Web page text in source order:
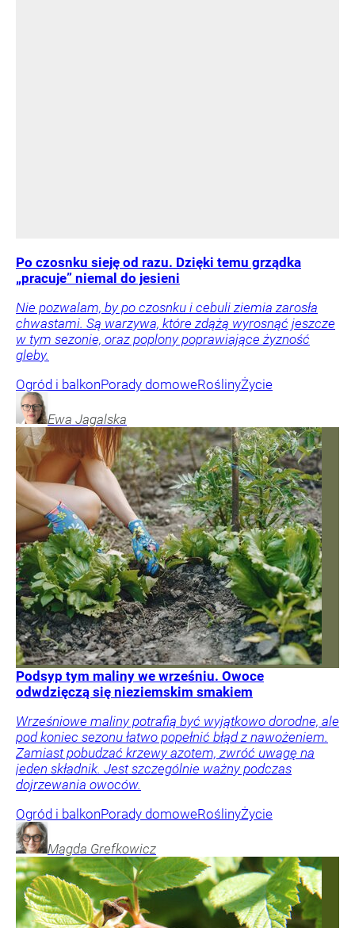
Po czosnku sieję od razu. Dzięki temu grządka
„pracuje” niemal do jesieni
Nie pozwalam, by po czosnku i cebuli ziemia zarosła
chwastami. Są warzywa, które zdążą wyrosnąć jeszcze
w tym sezonie, oraz poplony poprawiające żyzność
gleby.
Ogród i balkonPorady domoweRoślinyŻycie
Ewa Jagalska
Podsyp tym maliny we wrześniu. Owoce
odwdzięczą się nieziemskim smakiem
Wrześniowe maliny potrafią być wyjątkowo dorodne, ale
pod koniec sezonu łatwo popełnić błąd z nawożeniem.
Zamiast pobudzać krzewy azotem, zwróć uwagę na
jeden składnik. Jest szczególnie ważny podczas
dojrzewania owoców.
Ogród i balkonPorady domoweRoślinyŻycie
Magda Grefkowicz